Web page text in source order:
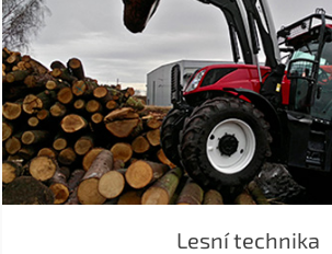
Lesní technika